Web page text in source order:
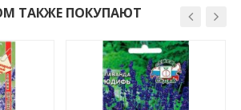
ТАКЖЕ ПОКУПАЮТ